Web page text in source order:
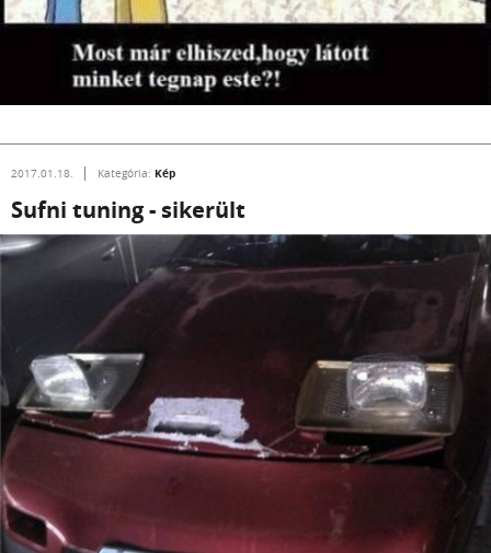
2017.01.18. Kategória: Kép
Sufni tuning - sikerült